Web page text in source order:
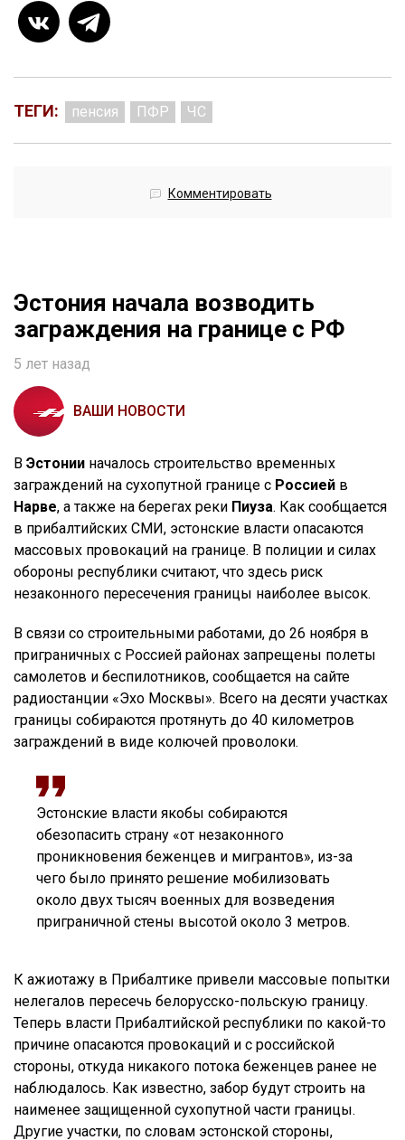
ТЕГИ: пенсия ПФР ЧС
Комментировать
Эстония начала возводить
заграждения на границе с РФ
5 лет назад
ВАШИ НОВОСТИ
В Эстонии началось строительство временных
заграждений на сухопутной границе с Россией в
Нарве, а также на берегах реки Пиуза. Как сообщается
в прибалтийских СМИ, эстонские власти опасаются
массовых провокаций на границе. В полиции и силах
обороны республики считают, что здесь риск
незаконного пересечения границы наиболее высок.
В связи со строительными работами, до 26 ноября в
приграничных с Россией районах запрещены полеты
самолетов и беспилотников, сообщается на сайте
радиостанции «Эхо Москвы». Всего на десяти участках
границы собираются протянуть до 40 километров
заграждений в виде колючей проволоки.
Эстонские власти якобы собираются
обезопасить страну «от незаконного
проникновения беженцев и мигрантов», из-за
чего было принято решение мобилизовать
около двух тысяч военных для возведения
приграничной стены высотой около 3 метров.
К ажиотажу в Прибалтике привели массовые попытки
нелегалов пересечь белорусско-польскую границу.
Теперь власти Прибалтийской республики по какой-то
причине опасаются провокаций и с российской
стороны, откуда никакого потока беженцев ранее не
наблюдалось. Как известно, забор будут строить на
наименее защищенной сухопутной части границы.
Другие участки, по словам эстонской стороны,